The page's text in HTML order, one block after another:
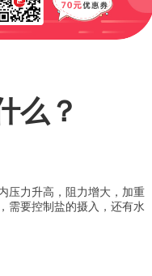
么？
压力升高，阻力增大，加重
需要控制盐的摄入，还有水